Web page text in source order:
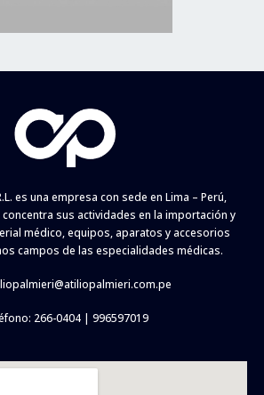
es una empresa con sede en Lima – Perú,
sus actividades en la importación y
médico, equipos, aparatos y accesorios
campos de las especialidades médicas.
266-0404 | 996597019